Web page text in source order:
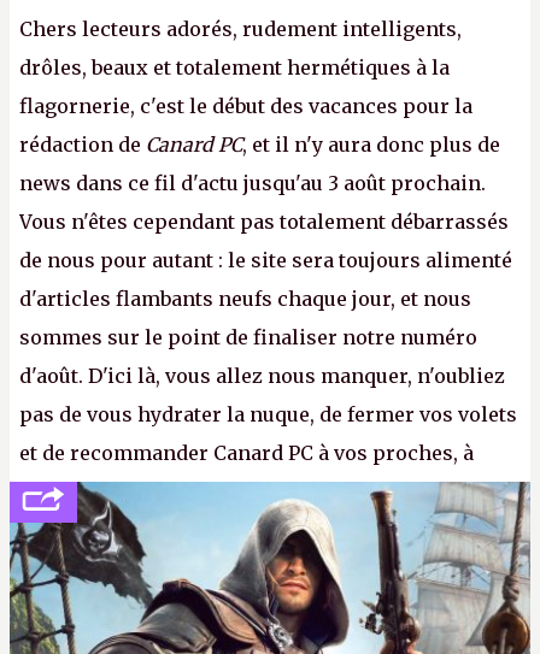
Chers lecteurs adorés, rudement intelligents,
drôles, beaux et totalement hermétiques à la
flagornerie, c'est le début des vacances pour la
rédaction de Canard PC, et il n'y aura donc plus de
news dans ce fil d'actu jusqu'au 3 août prochain.
Vous n'êtes cependant pas totalement débarrassés
de nous pour autant : le site sera toujours alimenté
d'articles flambants neufs chaque jour, et nous
sommes sur le point de finaliser notre numéro
d'août. D'ici là, vous allez nous manquer, n'oubliez
pas de vous hydrater la nuque, de fermer vos volets
et de recommander Canard PC à vos proches, à
votre famille et aux inconnus que vous croisez
dans la rue. Bon été à tous ! –ER.